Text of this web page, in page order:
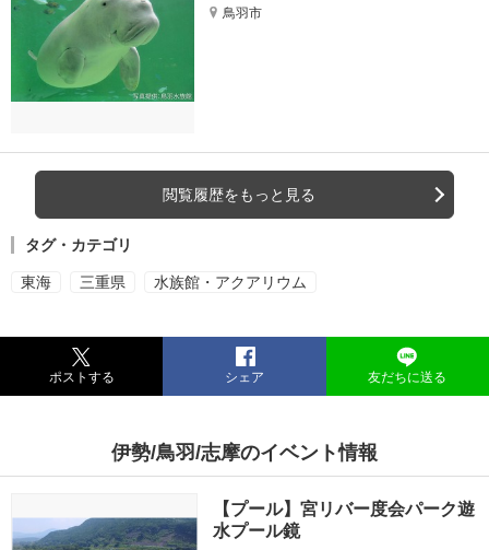
鳥羽市
閲覧履歴をもっと見る
タグ・カテゴリ
東海 三重県 水族館・アクアリウム
ポストする シェア 友だちに送る
伊勢/鳥羽/志摩のイベント情報
【プール】宮リバー度会パーク遊
水プール鏡